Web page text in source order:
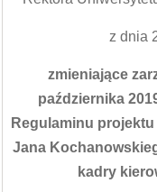
z dnia
zmieniające
października
Regulaminu
Jana
kadry